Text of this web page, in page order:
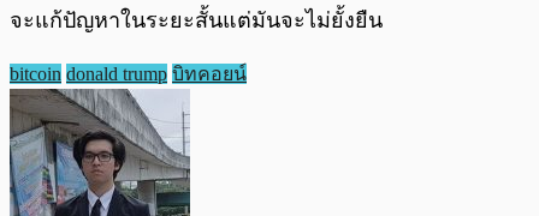
จะแก้ปัญหาในระยะสั้นแต่มันจะไม่ยั้งยืน
bitcoin donald trump บิทคอยน์